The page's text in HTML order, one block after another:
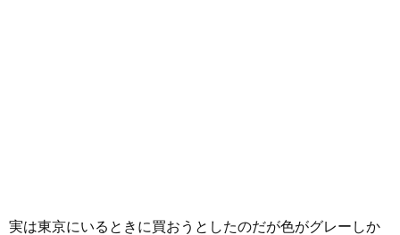
実は東京にいるときに買おうとしたのだが色がグレーしか